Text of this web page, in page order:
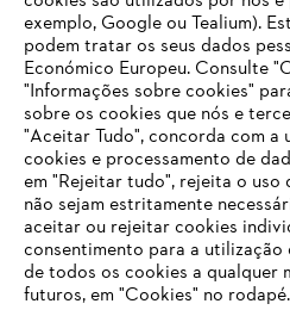
FAQs Loja Online
Contacto
O SEU
ESTE WEBSITE
Está utilizar um navegador que
obter o melhor uso de nosso site,
para um dos seguintes
exemplo, Google ou Tealium).
podem tratar os seus dados
Económico Europeu. Consulte
"Informações sobre cookies"
sobre os cookies que nós e
"Aceitar Tudo", concorda com a
cookies e processamento de
em "Rejeitar tudo", rejeita o uso
não sejam estritamente
aceitar ou rejeitar cookies
consentimento para a
de todos os cookies a qualquer
futuros, em "Cookies" no rodapé.